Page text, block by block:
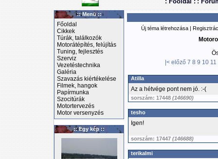
:: Menü ::
Főoldal
Cikkek
Túrák, találkozók
Motorátépítés, felújítás
Tuning, fejlesztés
Szerviz
Vezetéstechnika
Galéria
Szavazás kiértékelése
Filmek, hangok
Papírmunka
Szocitúrák
Motortervezés
Motor versenyzés
:: Egy kép ::
Új téma létrehozása |
|< előző 7 8 9 10 11
Atilla
Az a hétvége pont nem jó. :-(
sorszám: 17448 (146690)
tesho
Igen!
sorszám: 17447 (146688)
terikalmi